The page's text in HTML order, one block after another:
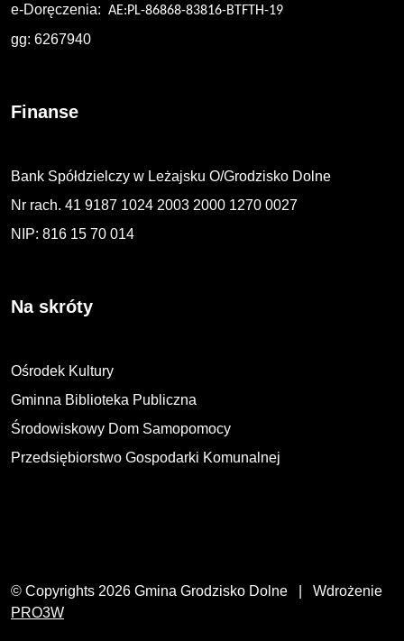
e-Doręczenia: AE:PL-86868-83816-BTFTH-19
gg: 6267940
Finanse
Bank Spółdzielczy w Leżajsku O/Grodzisko Dolne
Nr rach. 41 9187 1024 2003 2000 1270 0027
NIP: 816 15 70 014
Na skróty
Ośrodek Kultury
Gminna Biblioteka Publiczna
Środowiskowy Dom Samopomocy
Przedsiębiorstwo Gospodarki Komunalnej
© Copyrights 2026 Gmina Grodzisko Dolne | Wdrożenie
PRO3W